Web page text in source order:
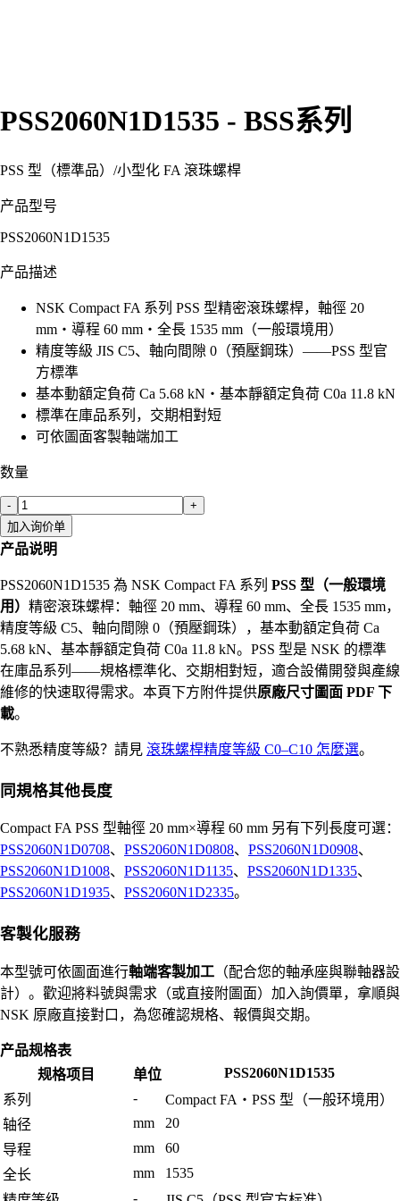
PSS2060N1D1535 - BSS系列
PSS 型（標準品） /小型化 FA 滾珠螺桿
产品型号
PSS2060N1D1535
产品描述
NSK Compact FA 系列 PSS 型精密滾珠螺桿，軸徑 20
mm・導程 60 mm・全長 1535 mm（一般環境用）
精度等級 JIS C5、軸向間隙 0（預壓鋼珠）——PSS 型官
方標準
基本動額定負荷 Ca 5.68 kN・基本靜額定負荷 C0a 11.8 kN
標準在庫品系列，交期相對短
可依圖面客製軸端加工
数量
-
+
加入询价单
产品说明
PSS2060N1D1535 為 NSK Compact FA 系列 PSS 型（一般環境
用） 精密滾珠螺桿：軸徑 20 mm、導程 60 mm、全長 1535 mm，
精度等級 C5、軸向間隙 0（預壓鋼珠），基本動額定負荷 Ca
5.68 kN、基本靜額定負荷 C0a 11.8 kN。PSS 型是 NSK 的標準
在庫品系列——規格標準化、交期相對短，適合設備開發與產線
維修的快速取得需求。本頁下方附件提供原廠尺寸圖面 PDF 下
載。
不熟悉精度等級？請見 滾珠螺桿精度等級 C0–C10 怎麼選。
同規格其他長度
Compact FA PSS 型軸徑 20 mm×導程 60 mm 另有下列長度可選：
PSS2060N1D0708、 PSS2060N1D0808、 PSS2060N1D0908、
PSS2060N1D1008、 PSS2060N1D1135、 PSS2060N1D1335、
PSS2060N1D1935、 PSS2060N1D2335。
客製化服務
本型號可依圖面進行軸端客製加工 （配合您的軸承座與聯軸器設
計）。歡迎將料號與需求（或直接附圖面）加入詢價單，拿順與
NSK 原廠直接對口，為您確認規格、報價與交期。
产品规格表
规格项目
单位
PSS2060N1D1535
系列
-
Compact FA・PSS 型（一般环境用）
轴径
mm
20
导程
mm
60
全长
mm
1535
-